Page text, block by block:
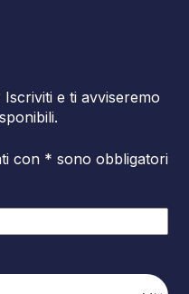
e ti avviseremo
con * sono obbligatori